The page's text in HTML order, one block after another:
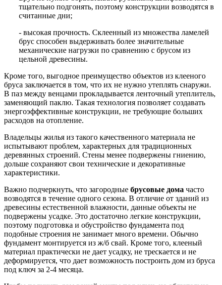
тщательно подгонять, поэтому конструкции возводятся в
считанные дни;
- высокая прочность. Склеенный из множества ламелей
брус способен выдерживать более значительные
механические нагрузки по сравнению с брусом из
цельной древесины.
Кроме того, выгодное преимущество объектов из клееного
бруса заключается в том, что их не нужно утеплять снаружи.
В паз между венцами прокладывается ленточный утеплитель,
заменяющий паклю. Такая технология позволяет создавать
энергоэффективные конструкции, не требующие больших
расходов на отопление.
Владельцы жилья из такого качественного материала не
испытывают проблем, характерных для традиционных
деревянных строений. Стены менее подвержены гниению,
дольше сохраняют свои технические и декоративные
характеристики.
Важно подчеркнуть, что загородные брусовые дома часто
возводятся в течение одного сезона. В отличие от зданий из
древесины естественной влажности, данные объекты не
подвержены усадке. Это достаточно легкие конструкции,
поэтому подготовка и обустройство фундамента под
подобные строения не занимает много времени. Обычно
фундамент монтируется из ж/б свай. Кроме того, клееный
материал практически не дает усадку, не трескается и не
деформируется, что дает возможность построить дом из бруса
под ключ за 2-4 месяца.